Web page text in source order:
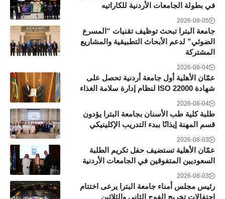
في بطولة الجامعات الأردنية للكاراتيه
2026-08-05
جامعة البترا تبحث توظيف تقنيات “المسرع
الضوئي” لدعم الأبحاث التطبيقية والمشاريع
المشتركة
2026-08-04
عمّان الأهلية أول جامعة أردنية تحصل على
شهادة ISO 22000 لنظام إدارة سلامة الغذاء
2026-08-04
طلبة كلية طب الأسنان بجامعة البترا يؤدون
قسم المهنة إيذانًا ببدء التدريب الإكلينيكي
2026-08-03
عمّان الأهلية تستضيف حفل تكريم الطلبة
السعوديين المتفوقين في الجامعات الأردنية
2026-08-03
رئيس مجلس أمناء جامعة البترا يرعى اختتام
احتفالات تخريج الفوج الثاني والثلاثين